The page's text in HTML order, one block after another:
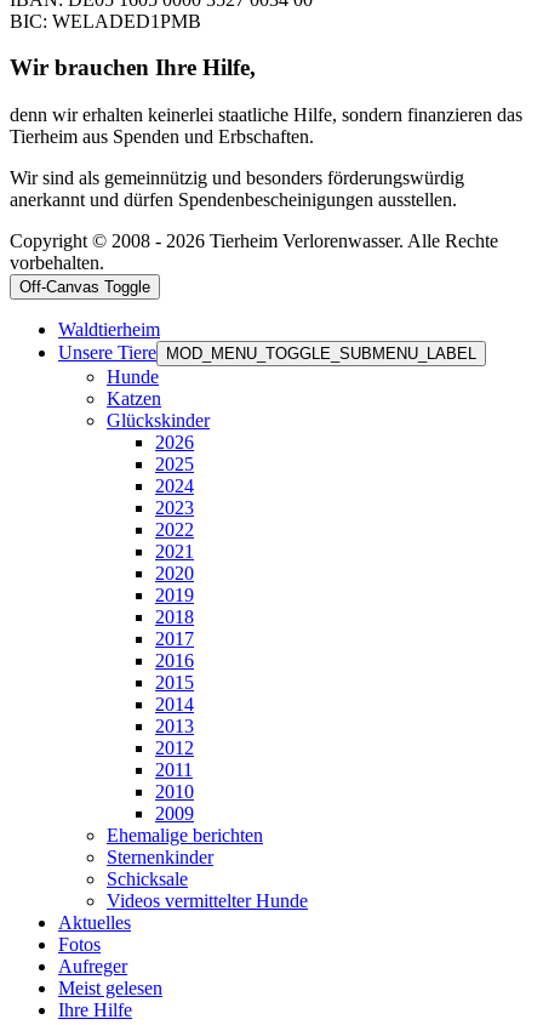
BIC: WELADED1PMB
Wir brauchen Ihre Hilfe,
denn wir erhalten keinerlei staatliche Hilfe, sondern finanzieren das
Tierheim aus Spenden und Erbschaften.
Wir sind als gemeinnützig und besonders förderungswürdig
anerkannt und dürfen Spendenbescheinigungen ausstellen.
Copyright © 2008 - 2026 Tierheim Verlorenwasser. Alle Rechte
vorbehalten.
Off-Canvas Toggle
Waldtierheim
Unsere Tiere
MOD_MENU_TOGGLE_SUBMENU_LABEL
Hunde
Katzen
Glückskinder
2026
2025
2024
2023
2022
2021
2020
2019
2018
2017
2016
2015
2014
2013
2012
2011
2010
2009
Ehemalige berichten
Sternenkinder
Schicksale
Videos vermittelter Hunde
Aktuelles
Fotos
Aufreger
Meist gelesen
Ihre Hilfe